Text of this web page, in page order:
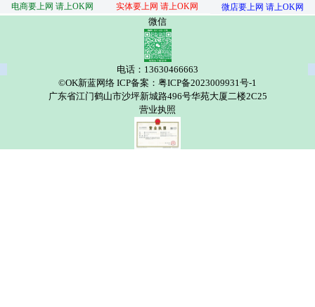
电商要上网 请上OK网
实体要上网 请上OK网 微店要上网 请上OK网
微信
电话：13630466663
©OK新蓝网络 ICP备案：粤ICP备2023009931号-1
广东省江门鹤山市沙坪新城路496号华苑大厦二楼2C25
营业执照